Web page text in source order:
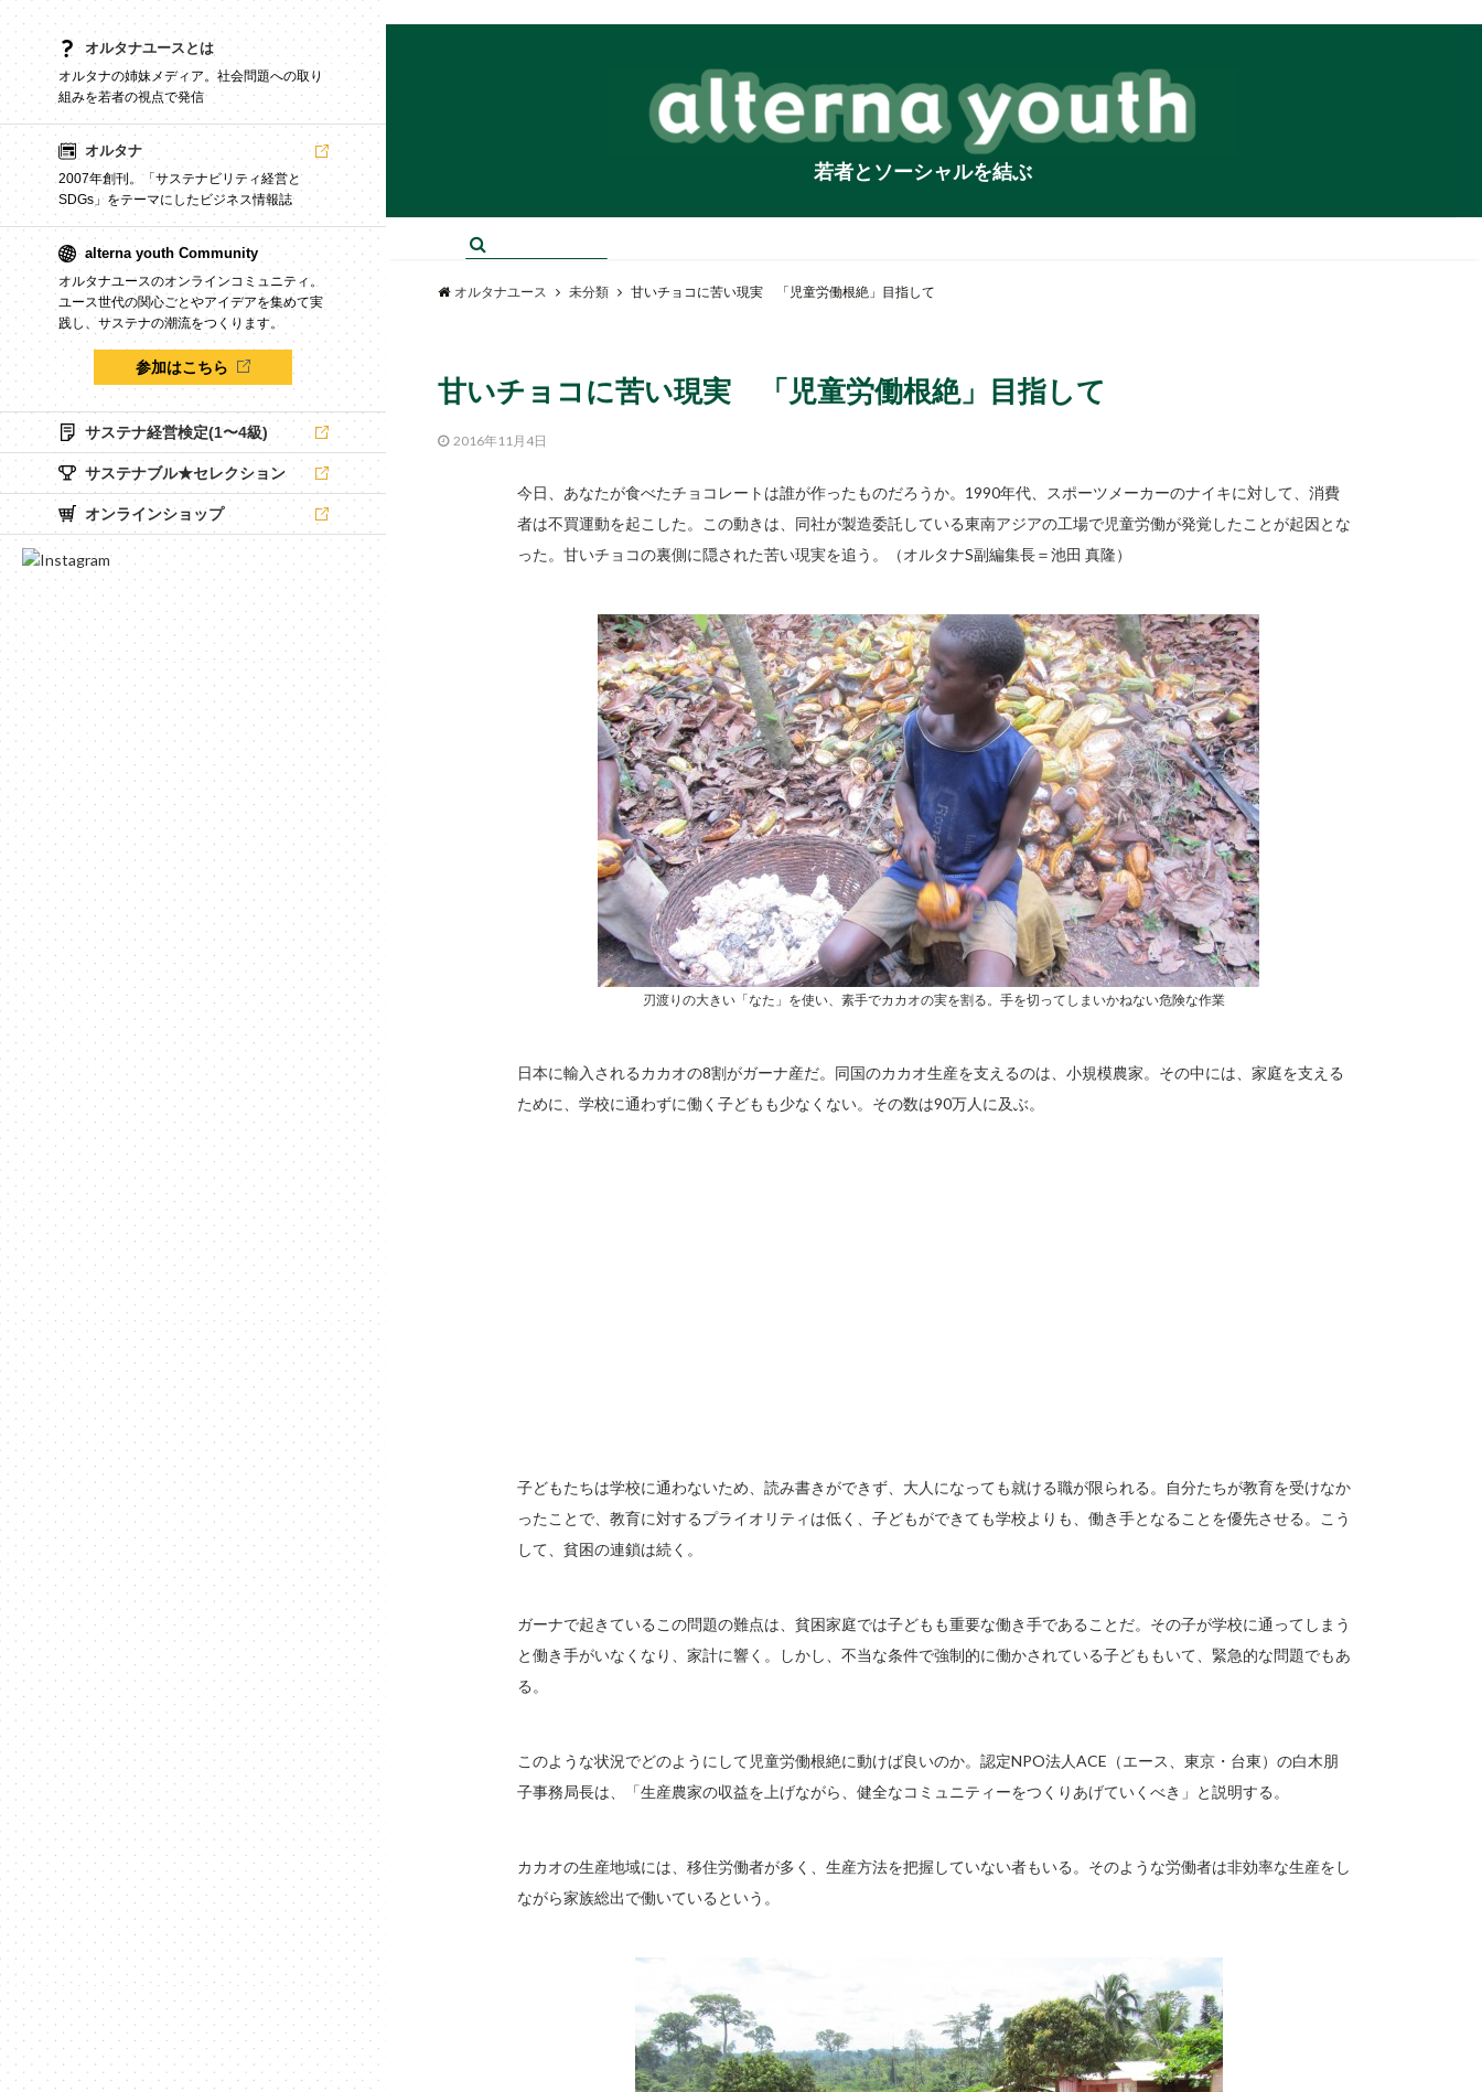
オルタナユースとは
オルタナの姉妹メディア。社会問題への取り
組みを若者の視点で発信
オルタナ
2007年創刊。「サステナビリティ経営と
SDGs」をテーマにしたビジネス情報誌
alterna youth Community
オルタナユースのオンラインコミュニティ。
ユース世代の関心ごとやアイデアを集めて実
践し、サステナの潮流をつくります。
参加はこちら
サステナ経営検定(1〜4級)
サステナブル★セレクション
オンラインショップ
若者とソーシャルを結ぶ
オルタナユース 未分類 甘いチョコに苦い現実 「児童労働根絶」目指して
甘いチョコに苦い現実 「児童労働根絶」目指して
2016年11月4日
今日、あなたが食べたチョコレートは誰が作ったものだろうか。1990年代、スポーツメーカーのナイキに対して、消費
者は不買運動を起こした。この動きは、同社が製造委託している東南アジアの工場で児童労働が発覚したことが起因とな
った。甘いチョコの裏側に隠された苦い現実を追う。（オルタナS副編集長＝池田 真隆）
刃渡りの大きい「なた」を使い、素手でカカオの実を割る。手を切ってしまいかねない危険な作業
日本に輸入されるカカオの8割がガーナ産だ。同国のカカオ生産を支えるのは、小規模農家。その中には、家庭を支える
ために、学校に通わずに働く子どもも少なくない。その数は90万人に及ぶ。
子どもたちは学校に通わないため、読み書きができず、大人になっても就ける職が限られる。自分たちが教育を受けなか
ったことで、教育に対するプライオリティは低く、子どもができても学校よりも、働き手となることを優先させる。こう
して、貧困の連鎖は続く。
ガーナで起きているこの問題の難点は、貧困家庭では子どもも重要な働き手であることだ。その子が学校に通ってしまう
と働き手がいなくなり、家計に響く。しかし、不当な条件で強制的に働かされている子どももいて、緊急的な問題でもあ
る。
このような状況でどのようにして児童労働根絶に動けば良いのか。認定NPO法人ACE（エース、東京・台東）の白木朋
子事務局長は、「生産農家の収益を上げながら、健全なコミュニティーをつくりあげていくべき」と説明する。
カカオの生産地域には、移住労働者が多く、生産方法を把握していない者もいる。そのような労働者は非効率な生産をし
ながら家族総出で働いているという。